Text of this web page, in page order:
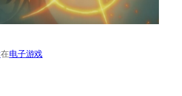
在电子游戏